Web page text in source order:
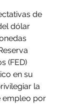
de
dólar
(FED)
en su
la
empleo por